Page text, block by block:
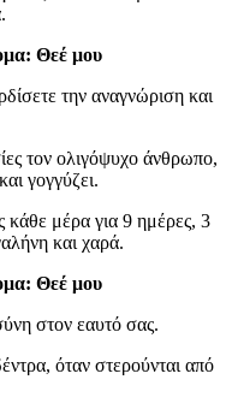
Θεέ μου
την αναγνώριση και
τον ολιγόψυχο άνθρωπο,
γογγύζει.
κάθε μέρα για 9 ημέρες, 3
και χαρά.
Θεέ μου
στον εαυτό σας.
όταν στερούνται από